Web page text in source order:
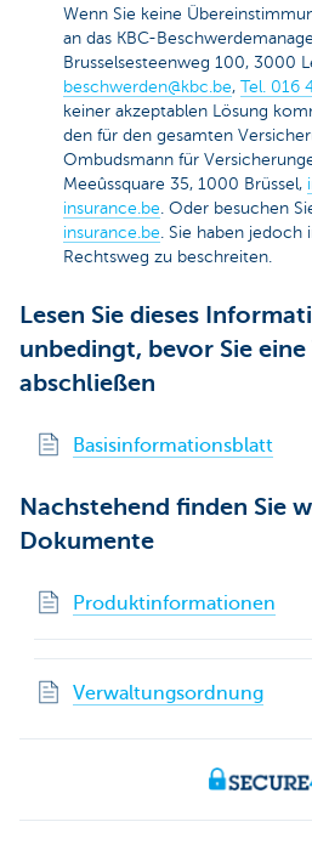
Wenn Sie keine
an das KBC-
Brusselsesteenweg 100, 3000
beschwerden@kbc.be, Tel. 016
keiner akzeptablen Lösung
den für den gesamten
Ombudsmann für
Meeûssquare 35, 1000 Brüssel,
insurance.be . Oder besuchen
insurance.be . Sie haben
Rechtsweg zu beschreiten.
Lesen Sie dieses
unbedingt, bevor Sie
abschließen
Basisinformationsblatt
Nachstehend finden Sie
Dokumente
Produktinformationen
Verwaltungsordnung